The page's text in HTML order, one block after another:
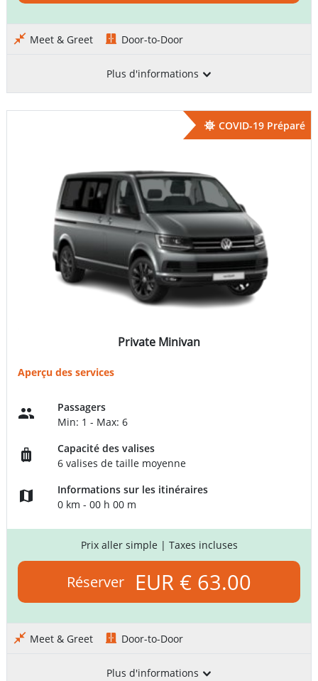
Meet & Greet Door-to-Door
Plus d'informations
COVID-19 Préparé
Private Minivan
Aperçu des services
Passagers
Min: 1 - Max: 6
Capacité des valises
6 valises de taille moyenne
Informations sur les itinéraires
0 km - 00 h 00 m
Prix aller simple | Taxes incluses
Réserver EUR € 63.00
Meet & Greet Door-to-Door
Plus d'informations